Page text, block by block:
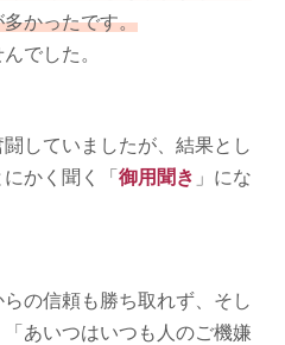
かったです。
でした。
していましたが、結果とし
かく聞く「 御用聞き 」にな
の信頼も勝ち取れず、そし
あいつはいつも人のご機嫌